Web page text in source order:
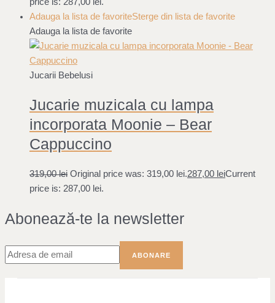
Adauga la lista de favoriteSterge din lista de favorite
Adauga la lista de favorite
Jucarii Bebelusi
Jucarie muzicala cu lampa
incorporata Moonie – Bear
Cappuccino
319,00lei Original price was: 319,00 lei.287,00 leiCurrent
price is: 287,00 lei.
Abonează-te la newsletter